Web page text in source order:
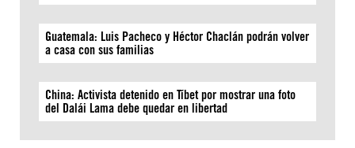
Guatemala: Luis Pacheco y Héctor Chaclán podrán volver
a casa con sus familias
China: Activista detenido en Tíbet por mostrar una foto
del Dalái Lama debe quedar en libertad